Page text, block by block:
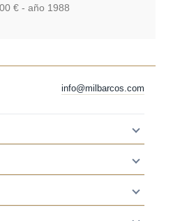
€ - año 1988
info@milbarcos.com